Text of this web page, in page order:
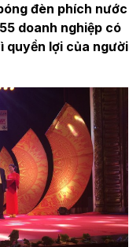
đèn phích nước
doanh nghiệp có
quyền lợi của người